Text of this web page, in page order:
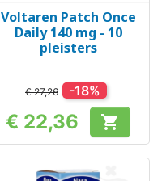
Voltaren Patch Once
Daily 140 mg - 10
pleisters
€ 27,26 -18%
Prijs
€ 22,36 